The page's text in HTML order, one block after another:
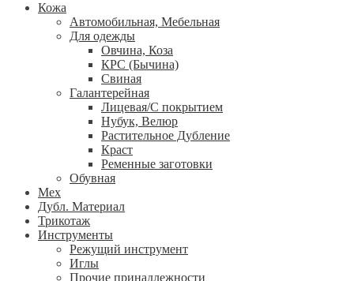
Кожа
Автомобильная, Мебельная
Для одежды
Овчина, Коза
КРС (Бычина)
Свиная
Галантерейная
Лицевая/С покрытием
Нубук, Велюр
Растительное Дубление
Краст
Ременные заготовки
Обувная
Мех
Дубл. Материал
Трикотаж
Инструменты
Режущий инструмент
Иглы
Прочие принадлежности